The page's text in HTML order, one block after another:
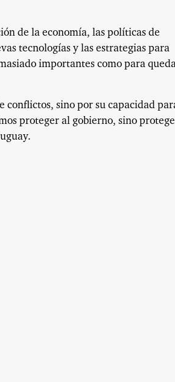
de la economía, las políticas de
tecnologías y las estrategias para
importantes como para
conflictos, sino por su capacidad
proteger al gobierno, sino